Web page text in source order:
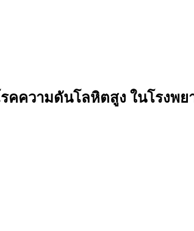
ความดันโลหิตสูง ในโรงพย